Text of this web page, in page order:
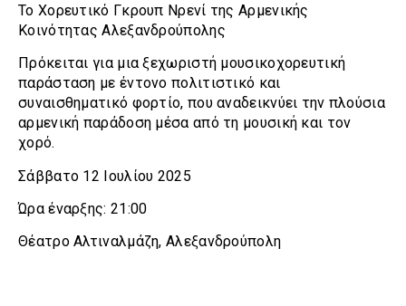
Το Χορευτικό Γκρουπ Νρενί της Αρμενικής
Κοινότητας Αλεξανδρούπολης
Πρόκειται για μια ξεχωριστή μουσικοχορευτική
παράσταση με έντονο πολιτιστικό και
συναισθηματικό φορτίο, που αναδεικνύει την πλούσια
αρμενική παράδοση μέσα από τη μουσική και τον
χορό.
Σάββατο 12 Ιουλίου 2025
Ώρα έναρξης: 21:00
Θέατρο Αλτιναλμάζη, Αλεξανδρούπολη